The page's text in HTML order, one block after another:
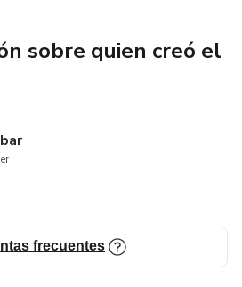
sobre quien creó el
frecuentes